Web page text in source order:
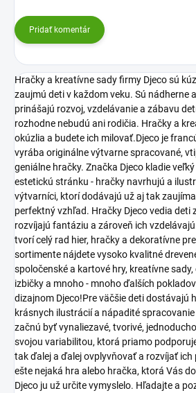
Pridať komentár
Hračky a kreatívne sady firmy Djeco sú
zaujmú deti v každom veku. Sú nádherne
prinášajú rozvoj, vzdelávanie a zábavu
rozhodne nebudú ani rodičia. Hračky a
okúzlia a budete ich milovať.Djeco je
vyrába originálne výtvarne spracované,
geniálne hračky. Značka Djeco kladie
estetickú stránku - hračky navrhujú a
výtvarníci, ktorí dodávajú už aj tak
perfektný vzhľad. Hračky Djeco vedia deti
rozvíjajú fantáziu a zároveň ich
tvorí celý rad hier, hračky a dekoratívne
sortimente nájdete vysoko kvalitné
spoločenské a kartové hry, kreatívne
izbičky a mnoho - mnoho ďalších
dizajnom Djeco!Pre väčšie deti dostávajú
krásnych ilustrácií a nápadité
začnú byť vynaliezavé, tvorivé,
svojou variabilitou, ktorá priamo
tak ďalej a ďalej ovplyvňovať a rozvíjať
ešte nejaká hra alebo hračka, ktorá Vás
Djeco ju už určite vymyslelo. Hľadajte a